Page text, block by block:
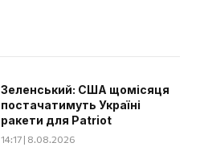
Зеленський: США щомісяця
постачатимуть Україні
ракети для Patriot
14:17 | 8.08.2026